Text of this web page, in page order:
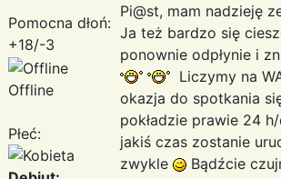
Pomocna dłoń:
+18/-3
Offline
Płeć:
Pi@st, mam nadzieję
Ja też bardzo się
ponownie odpłynie i
Liczymy na
okazja do spotkania
pokładzie prawie 24
jakiś czas zostanie
zwykle
Bądźcie